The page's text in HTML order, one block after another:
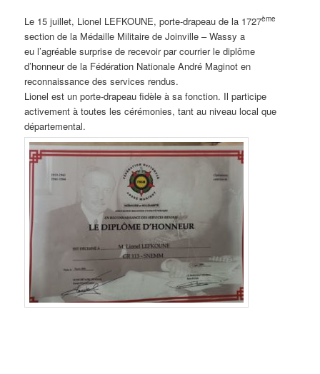
Le 15 juillet, Lionel LEFKOUNE, porte-drapeau de la 1727ème
section de la Médaille Militaire de Joinville – Wassy a
eu l’agréable surprise de recevoir par courrier le diplôme
d’honneur de la Fédération Nationale André Maginot en
reconnaissance des services rendus.
Lionel est un porte-drapeau fidèle à sa fonction. Il participe
activement à toutes les cérémonies, tant au niveau local que
départemental.